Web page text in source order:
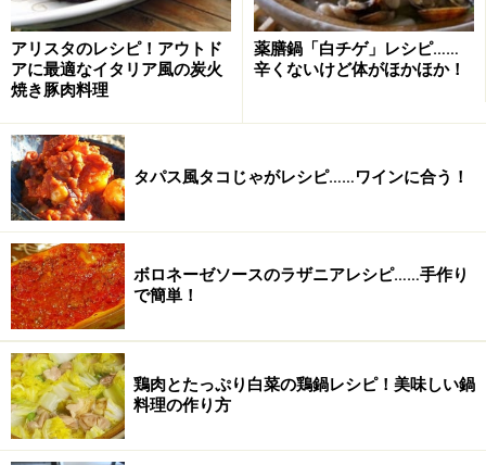
2
アリスタのレシピ！アウトド
アに最適なイタリア風の炭火
焼き豚肉料理
薬膳鍋「白チゲ」レシピ……
辛くないけど体がほかほか！
タパス風タコじゃがレシピ……ワインに合う！
ボロネーゼソースのラザニアレシピ……手作り
で簡単！
鶏肉とたっぷり白菜の鶏鍋レシピ！美味しい鍋
料理の作り方